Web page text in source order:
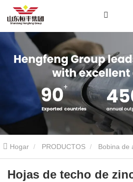
Hogar PRODUCTOS Bobina de
galvalume Hojas de techo de zinc de
Hojas de techo de